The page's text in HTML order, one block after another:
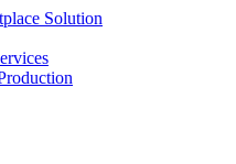
Solution